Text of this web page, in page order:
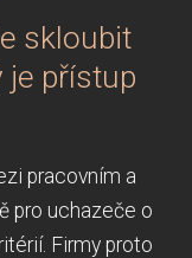
skloubit
je přístup
pracovním a
pro uchazeče o
Firmy proto